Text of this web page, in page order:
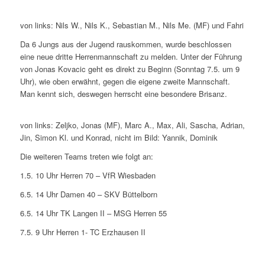
von links: Nils W., Nils K., Sebastian M., Nils Me. (MF) und Fahri
Da 6 Jungs aus der Jugend rauskommen, wurde beschlossen
eine neue dritte Herrenmannschaft zu melden. Unter der Führung
von Jonas Kovacic geht es direkt zu Beginn (Sonntag 7.5. um 9
Uhr), wie oben erwähnt, gegen die eigene zweite Mannschaft.
Man kennt sich, deswegen herrscht eine besondere Brisanz.
von links: Zeljko, Jonas (MF), Marc A., Max, Ali, Sascha, Adrian,
Jin, Simon Kl. und Konrad, nicht im Bild: Yannik, Dominik
Die weiteren Teams treten wie folgt an:
1.5. 10 Uhr Herren 70 – VfR Wiesbaden
6.5. 14 Uhr Damen 40 – SKV Büttelborn
6.5. 14 Uhr TK Langen II – MSG Herren 55
7.5. 9 Uhr Herren 1- TC Erzhausen II